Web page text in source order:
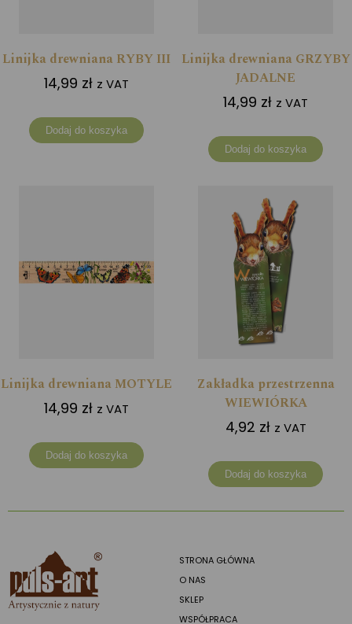
Linijka drewniana RYBY III
14,99 zł z VAT
Dodaj do koszyka
Linijka drewniana GRZYBY
JADALNE
14,99 zł z VAT
Dodaj do koszyka
Linijka drewniana MOTYLE
14,99 zł z VAT
Dodaj do koszyka
Zakładka przestrzenna
WIEWIÓRKA
4,92 zł z VAT
Dodaj do koszyka
STRONA GŁÓWNA
O NAS
SKLEP
WSPÓŁPRACA